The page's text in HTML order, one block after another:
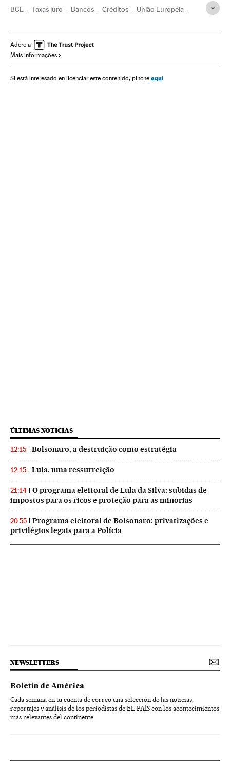
BCE Taxas juro Bancos Créditos União Europeia
Banca Relações exteriores
Adere a
Mais informações
Si está interesado en licenciar este contenido, pinche aquí
ÚLTIMAS NOTICIAS
12:15 Bolsonaro, a destruição como estratégia
12:15 Lula, uma ressurreição
21:14
O programa eleitoral de Lula da Silva: subidas de
impostos para os ricos e proteção para as minorias
20:55
Programa eleitoral de Bolsonaro: privatizações e
privilégios legais para a Polícia
NEWSLETTERS
Boletín de América
Cada semana en tu cuenta de correo una selección de las noticias,
reportajes y análisis de los periodistas de EL PAÍS con los acontecimientos
más relevantes del continente.